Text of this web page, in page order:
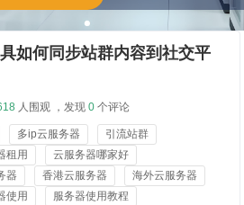
如何同步站群内容到社交平
人围观 ，发现 0 个评论
多ip云服务器
引流站群
租用
云服务器哪家好
器 香港云服务器
海外云服务器
使用
服务器使用教程